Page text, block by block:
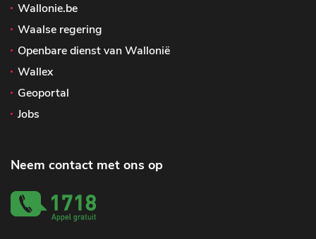
Wallonie.be
Waalse regering
Openbare dienst van Wallonië
Wallex
Geoportal
Jobs
Neem contact met ons op